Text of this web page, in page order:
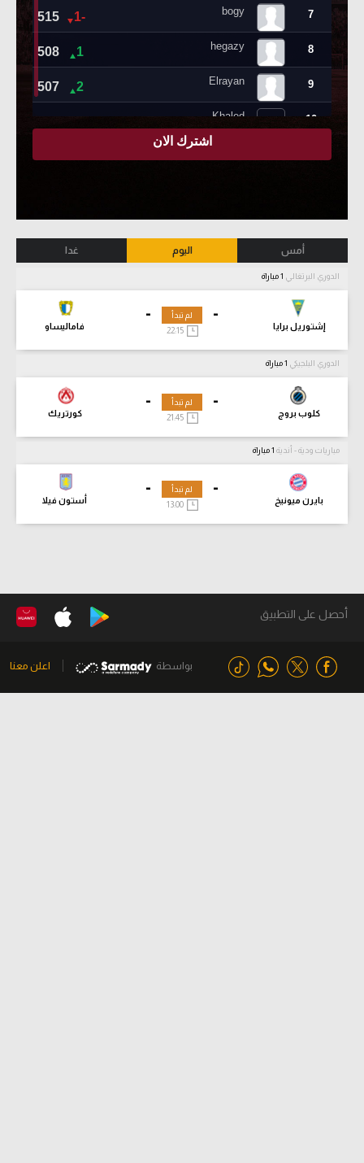
أمس اليوم غدا
الدوري البرتغالي
-
إشتوريل برايا
-
فاماليساو
لم تبدأ
22:15
الدوري البلجيكي
-
كلوب بروج
-
كورتريك
لم تبدأ
21:45
مباريات ودية - أندية
-
بايرن ميونيخ
-
أستون فيلا
لم تبدأ
13:00
أحصل على التطبيق
بواسطة اعلن معنا